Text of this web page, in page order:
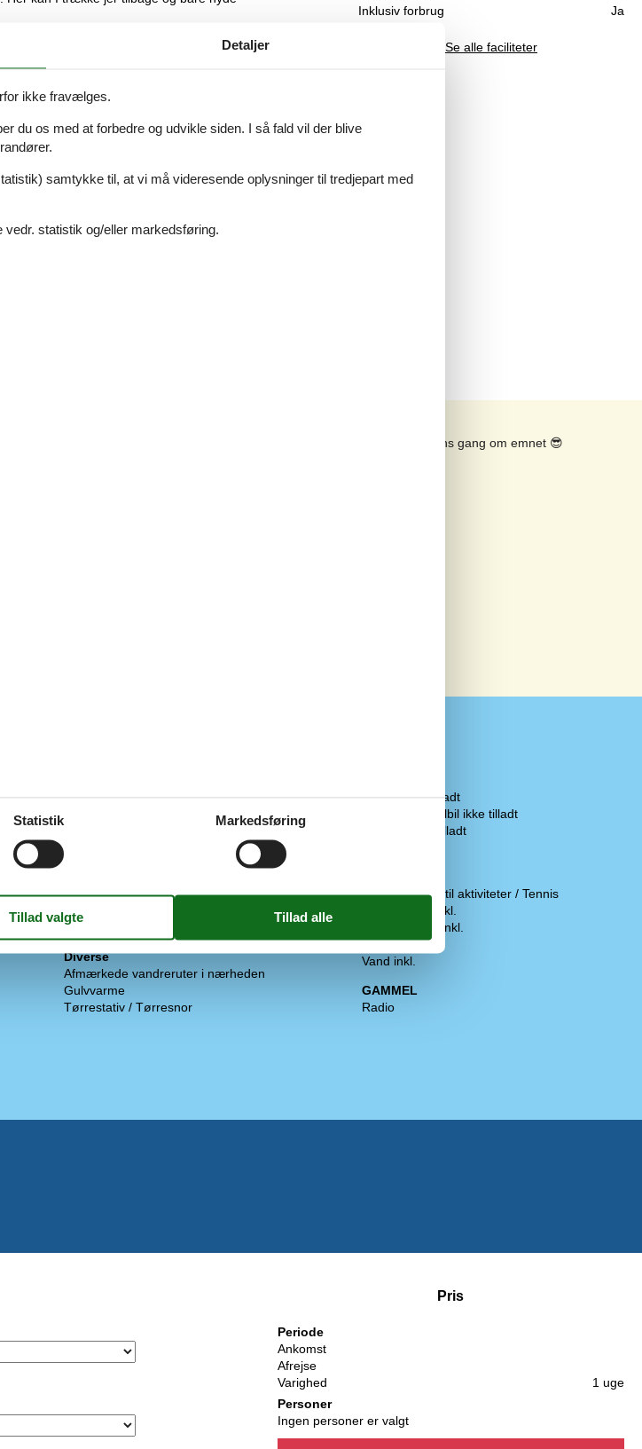
Inklusiv forbrug
Ja
Se alle faciliteter
fra huset finder I den smukke sandstrand
også på små caféer, en lokal købmand
i Krik Vig eller vandreture i de
hyggelige oplevelser.
på bureauet og returnere dem til os igen,
Se solens gang om emnet 😎
86 l
Vandrevenlig
Liggestole
2
Parasol
1
Parkering på grunden
Diverse
Afmærkede vandreruter i nærheden
Gulvvarme
Tørrestativ / Tørresnor
Husdyr ikke tilladt
Opladning af elbil ikke tilladt
Rygning ikke tilladt
Gratis adgang til aktiviteter / Tennis
Opvarmning inkl.
Slutrengøring inkl.
Strøm inkl.
Vand inkl.
GAMMEL
Radio
Pris
Periode
Ankomst
Afrejse
Varighed
1 uge
Personer
Ingen personer er valgt
Detaljer
ikke fravælges.
du os med at forbedre og udvikle siden. I så fald vil der blive
samtykke til, at vi må videresende oplysninger til tredjepart med
statistik og/eller markedsføring.
Statistik Markedsføring